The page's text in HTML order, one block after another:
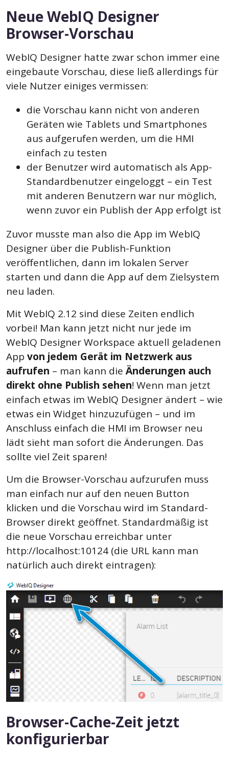
Neue WebIQ Designer
Browser-Vorschau
WebIQ Designer hatte zwar schon immer eine
eingebaute Vorschau, diese ließ allerdings für
viele Nutzer einiges vermissen:
die Vorschau kann nicht von anderen
Geräten wie Tablets und Smartphones
aus aufgerufen werden, um die HMI
einfach zu testen
der Benutzer wird automatisch als App-
Standardbenutzer eingeloggt – ein Test
mit anderen Benutzern war nur möglich,
wenn zuvor ein Publish der App erfolgt ist
Zuvor musste man also die App im WebIQ
Designer über die Publish-Funktion
veröffentlichen, dann im lokalen Server
starten und dann die App auf dem Zielsystem
neu laden.
Mit WebIQ 2.12 sind diese Zeiten endlich
vorbei! Man kann jetzt nicht nur jede im
WebIQ Designer Workspace aktuell geladenen
App von jedem Gerät im Netzwerk aus
aufrufen – man kann dieÄnderungen auch
direkt ohne Publish sehen! Wenn man jetzt
einfach etwas im WebIQ Designer ändert – wie
etwas ein Widget hinzuzufügen – und im
Anschluss einfach die HMI im Browser neu
lädt sieht man sofort die Änderungen. Das
sollte viel Zeit sparen!
Um die Browser-Vorschau aufzurufen muss
man einfach nur auf den neuen Button
klicken und die Vorschau wird im Standard-
Browser direkt geöffnet. Standardmäßig ist
die neue Vorschau erreichbar unter
http://localhost:10124 (die URL kann man
natürlich auch direkt eintragen):
Browser-Cache-Zeit jetzt
konfigurierbar